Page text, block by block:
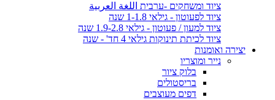
ציוד ומשחקים -ערבית اللغة العربية
ציוד לפעוטון - גילאי 1-1.8 שנה
ציוד למעון / פעוטון - גילאי 1.9-2.8 שנה
ציוד לכיתת תינוקות גילאי 4 חד' - שנה
יצירה ואומנות
נייר ומוצריו
בלוק ציור
בריסטולים
דפים מעוצבים